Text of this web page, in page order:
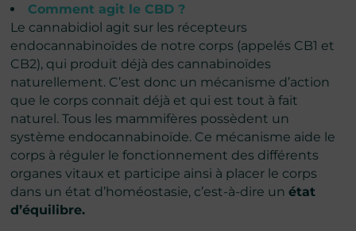
Comment agit le CBD ?
Le cannabidiol agit sur les récepteurs
endocannabinoïdes de notre corps (appelés CB1 et
CB2), qui produit déjà des cannabinoïdes
naturellement. C’est donc un mécanisme d’action
que le corps connait déjà et qui est tout à fait
naturel. Tous les mammifères possèdent un
système endocannabinoïde. Ce mécanisme aide le
corps à réguler le fonctionnement des différents
organes vitaux et participe ainsi à placer le corps
dans un état d’homéostasie, c’est-à-dire unétat
d’équilibre.